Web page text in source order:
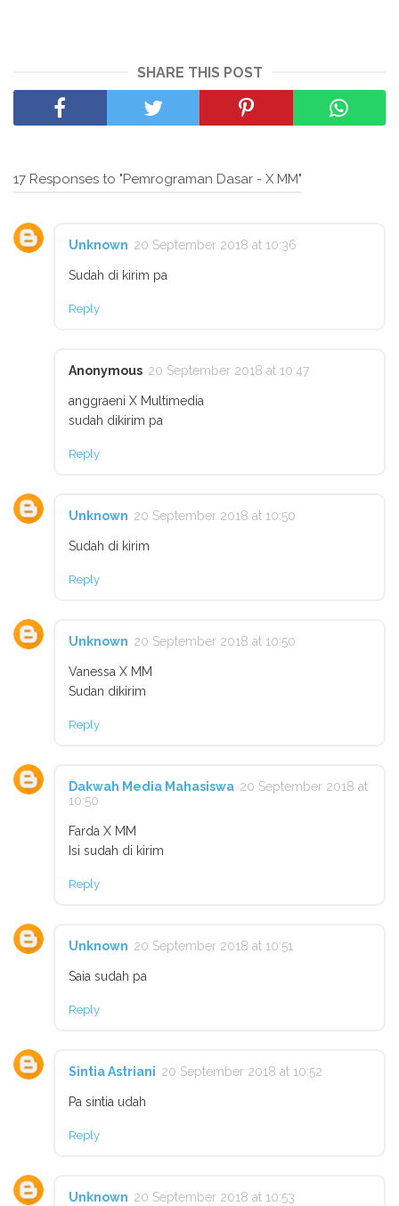
SHARE THIS POST
17 Responses to "Pemrograman Dasar - X MM"
Unknown 20 September 2018 at 10:36
Sudah di kirim pa
Reply
Anonymous 20 September 2018 at 10:47
anggraeni X Multimedia
sudah dikirim pa
Reply
Unknown 20 September 2018 at 10:50
Sudah di kirim
Reply
Unknown 20 September 2018 at 10:50
Vanessa X MM
Sudan dikirim
Reply
Dakwah Media Mahasiswa 20 September 2018 at
10:50
Farda X MM
Isi sudah di kirim
Reply
Unknown 20 September 2018 at 10:51
Saia sudah pa
Reply
Sintia Astriani 20 September 2018 at 10:52
Pa sintia udah
Reply
Unknown 20 September 2018 at 10:53